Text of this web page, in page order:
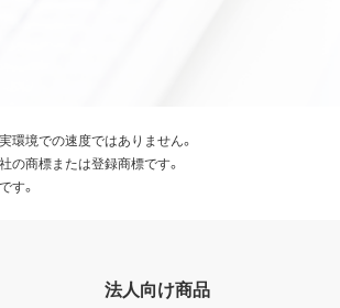
環境での速度ではありません。
の商標または登録商標です。
す。
法人向け商品